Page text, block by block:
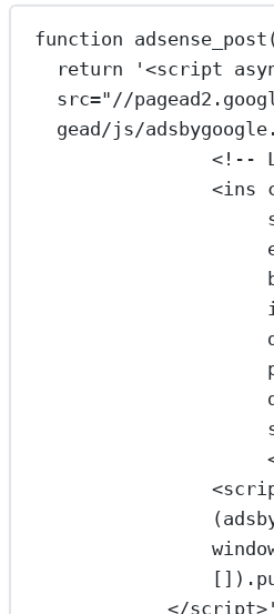
function adsense_post
return
'<script
src="//
gead/js/
<!--
<ins
</script>'